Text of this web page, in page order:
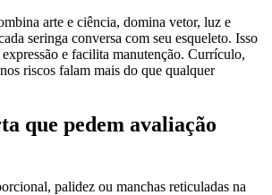
arte e ciência, domina vetor, luz e
seringa conversa com seu esqueleto. Isso
e facilita manutenção. Currículo,
riscos falam mais do que qualquer
que pedem avaliação
palidez ou manchas reticuladas na